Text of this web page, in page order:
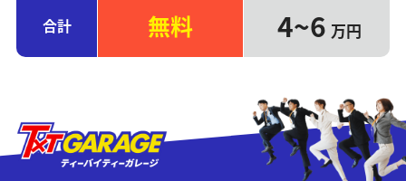
合計 無料 4~6 万円